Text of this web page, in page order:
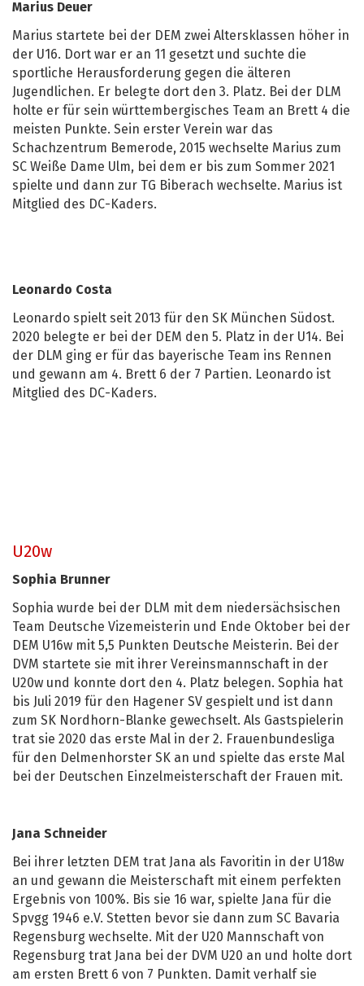
Marius Deuer
Marius startete bei der DEM zwei Altersklassen höher in
der U16. Dort war er an 11 gesetzt und suchte die
sportliche Herausforderung gegen die älteren
Jugendlichen. Er belegte dort den 3. Platz. Bei der DLM
holte er für sein württembergisches Team an Brett 4 die
meisten Punkte. Sein erster Verein war das
Schachzentrum Bemerode, 2015 wechselte Marius zum
SC Weiße Dame Ulm, bei dem er bis zum Sommer 2021
spielte und dann zur TG Biberach wechselte. Marius ist
Mitglied des DC-Kaders.
Leonardo Costa
Leonardo spielt seit 2013 für den SK München Südost.
2020 belegte er bei der DEM den 5. Platz in der U14. Bei
der DLM ging er für das bayerische Team ins Rennen
und gewann am 4. Brett 6 der 7 Partien. Leonardo ist
Mitglied des DC-Kaders.
U20w
Sophia Brunner
Sophia wurde bei der DLM mit dem niedersächsischen
Team Deutsche Vizemeisterin und Ende Oktober bei der
DEM U16w mit 5,5 Punkten Deutsche Meisterin. Bei der
DVM startete sie mit ihrer Vereinsmannschaft in der
U20w und konnte dort den 4. Platz belegen. Sophia hat
bis Juli 2019 für den Hagener SV gespielt und ist dann
zum SK Nordhorn-Blanke gewechselt. Als Gastspielerin
trat sie 2020 das erste Mal in der 2. Frauenbundesliga
für den Delmenhorster SK an und spielte das erste Mal
bei der Deutschen Einzelmeisterschaft der Frauen mit.
Jana Schneider
Bei ihrer letzten DEM trat Jana als Favoritin in der U18w
an und gewann die Meisterschaft mit einem perfekten
Ergebnis von 100%. Bis sie 16 war, spielte Jana für die
Spvgg 1946 e.V. Stetten bevor sie dann zum SC Bavaria
Regensburg wechselte. Mit der U20 Mannschaft von
Regensburg trat Jana bei der DVM U20 an und holte dort
am ersten Brett 6 von 7 Punkten. Damit verhalf sie